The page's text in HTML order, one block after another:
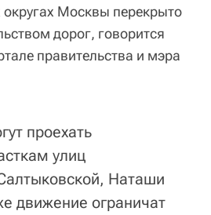
Москвы перекрыто
дорог, говорится
правительства и мэра
проехать
улиц
Наташи
движение ограничат